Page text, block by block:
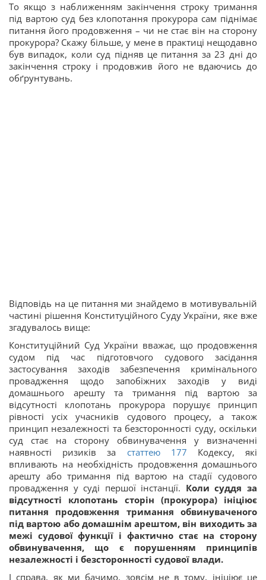
То якщо з наближенням закінчення строку тримання
під вартою суд без клопотання прокурора сам піднімає
питання його продовження – чи не стає він на сторону
прокурора? Скажу більше, у мене в практиці нещодавно
був випадок, коли суд підняв це питання за 23 дні до
закінчення строку і продовжив його не вдаючись до
обґрунтувань.
Відповідь на це питання ми знайдемо в мотивувальній
частині рішення Конституційного Суду України, яке вже
згадувалось вище:
Конституційний Суд України вважає, що продовження
судом під час підготовчого судового засідання
застосування заходів забезпечення кримінального
провадження щодо запобіжних заходів у виді
домашнього арешту та тримання під вартою за
відсутності клопотань прокурора порушує принцип
рівності усіх учасників судового процесу, а також
принцип незалежності та безсторонності суду, оскільки
суд стає на сторону обвинувачення у визначенні
наявності ризиків за статтею 177 Кодексу, які
впливають на необхідність продовження домашнього
арешту або тримання під вартою на стадії судового
провадження у суді першої інстанції. Коли суддя за
відсутності клопотань сторін (прокурора) ініціює
питання продовження тримання обвинуваченого
під вартою або домашнім арештом, він виходить за
межі судової функції і фактично стає на сторону
обвинувачення, що є порушенням принципів
незалежності і безсторонності судової влади.
І справа, як ми бачимо, зовсім не в тому, ініціює це